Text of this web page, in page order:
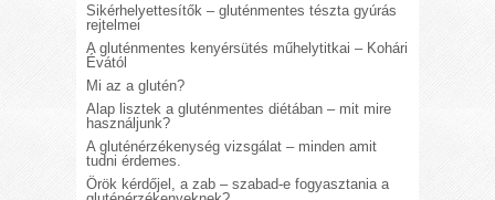
Sikérhelyettesítők – gluténmentes tészta gyúrás
rejtelmei
A gluténmentes kenyérsütés műhelytitkai – Kohári
Évától
Mi az a glutén?
Alap lisztek a gluténmentes diétában – mit mire
használjunk?
A gluténérzékenység vizsgálat – minden amit
tudni érdemes.
Örök kérdőjel, a zab – szabad-e fogyasztania a